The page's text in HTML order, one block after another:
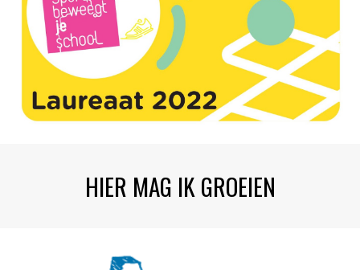
HIER MAG IK GROEIEN